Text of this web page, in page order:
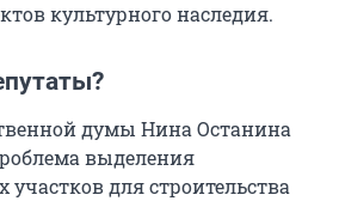
культурного наследия.
думы Нина Останина
выделения
участков для строительства